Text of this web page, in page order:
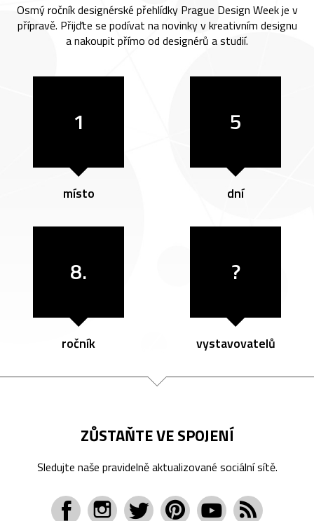
Osmý ročník designérské přehlídky Prague Design Week je v
přípravě. Přijďte se podívat na novinky v kreativním designu
a nakoupit přímo od designérů a studií.
1
místo
5
dní
8.
ročník
?
vystavovatelů
ZŮSTAŇTE VE SPOJENÍ
Sledujte naše pravidelně aktualizované sociální sítě.